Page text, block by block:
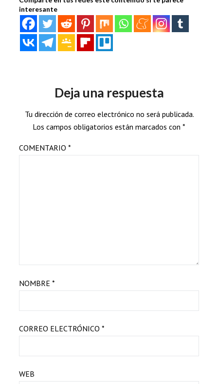
interesante
Deja una respuesta
Tu dirección de correo electrónico no será publicada.
Los campos obligatorios están marcados con *
COMENTARIO *
NOMBRE *
CORREO ELECTRÓNICO *
WEB